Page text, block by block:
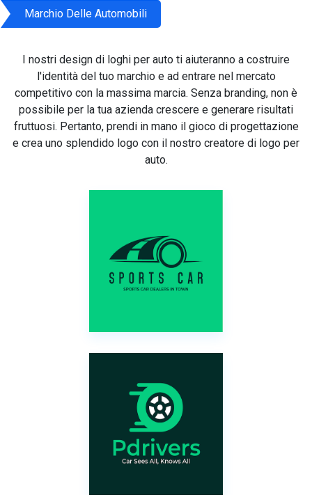
Marchio Delle Automobili
I nostri design di loghi per auto ti aiuteranno a costruire
l'identità del tuo marchio e ad entrare nel mercato
competitivo con la massima marcia. Senza branding, non è
possibile per la tua azienda crescere e generare risultati
fruttuosi. Pertanto, prendi in mano il gioco di progettazione
e crea uno splendido logo con il nostro creatore di logo per
auto.